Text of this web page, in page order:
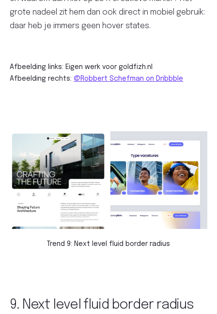
grote nadeel zit hem dan ook direct in mobiel gebruik:
daar heb je immers geen hover states.
Afbeelding links: Eigen werk voor goldfizh.nl
Afbeelding rechts: @Robbert Schefman on Dribbble
Trend 9: Next level fluid border radius
9. Next level fluid border radius